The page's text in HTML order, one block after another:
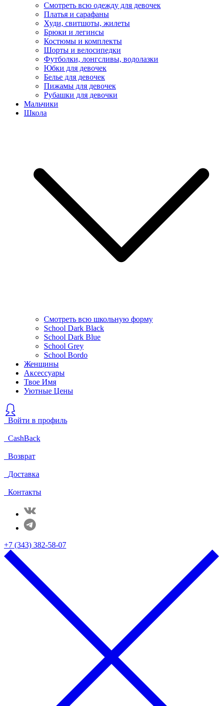
Смотреть всю одежду для девочек
Платья и сарафаны
Худи, свитшоты, жилеты
Брюки и легинсы
Костюмы и комплекты
Шорты и велосипедки
Футболки, лонгсливы, водолазки
Юбки для девочек
Белье для девочек
Пижамы для девочек
Рубашки для девочки
Мальчики
Школа
Смотреть всю школьную форму
School Dark Black
School Dark Blue
School Grey
School Bordo
Женщины
Аксессуары
Твое Имя
Уютные Цены
Войти в профиль
CashBack
Возврат
Доставка
Контакты
+7 (343) 382-58-07